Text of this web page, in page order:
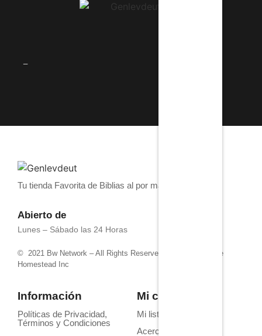
Tu tienda Favorita de Biblias al por mayor
Abierto de
Lunes – Sábado las 24 Horas
© 2021 Bw Network – All Rights Reserved. Powered by 4life
Homestead Inc
Información
Políticas de Privacidad,
Términos y Condiciones
Mi cuenta
Mi lista de deseos
Acerca de Nosotros